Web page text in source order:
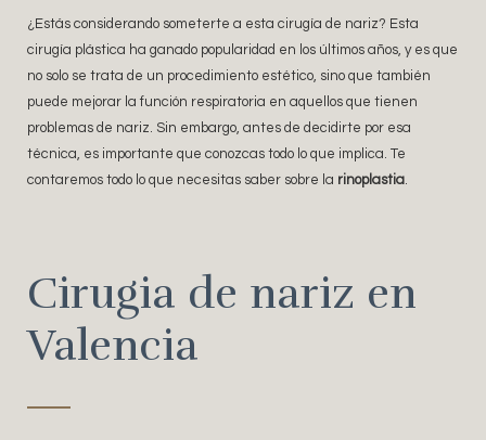
¿Estás considerando someterte a esta cirugía de nariz? Esta
cirugía plástica ha ganado popularidad en los últimos años, y es que
no solo se trata de un procedimiento estético, sino que también
puede mejorar la función respiratoria en aquellos que tienen
problemas de nariz. Sin embargo, antes de decidirte por esa
técnica, es importante que conozcas todo lo que implica. Te
contaremos todo lo que necesitas saber sobre la rinoplastia.
Cirugia de nariz en
Valencia